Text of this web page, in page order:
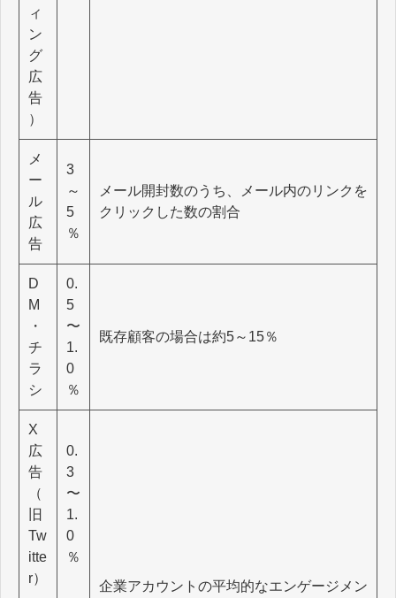
ィ
ン
グ
広
告
）
メ
ー
ル
広
告
3
～
5
％
メール開封数のうち、メール内のリンクを
クリックした数の割合
D
M
・
チ
ラ
シ
0.
5
〜
1.
0
％
既存顧客の場合は約5～15％
X
広
告
（
旧
Tw
itte
r）
0.
3
〜
1.
0
％
企業アカウントの平均的なエンゲージメン